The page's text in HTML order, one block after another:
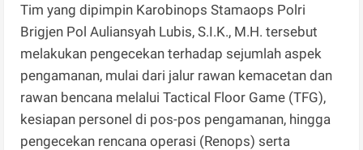
Tim yang dipimpin Karobinops Stamaops Polri
Brigjen Pol Auliansyah Lubis, S.I.K., M.H. tersebut
melakukan pengecekan terhadap sejumlah aspek
pengamanan, mulai dari jalur rawan kemacetan dan
rawan bencana melalui Tactical Floor Game (TFG),
kesiapan personel di pos-pos pengamanan, hingga
pengecekan rencana operasi (Renops) serta